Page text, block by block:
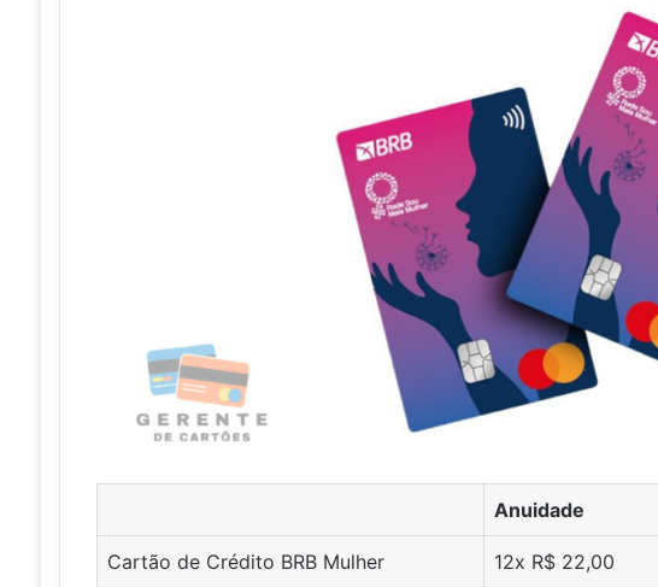
Anuidade
Cartão de Crédito BRB Mulher 12x R$ 22,00